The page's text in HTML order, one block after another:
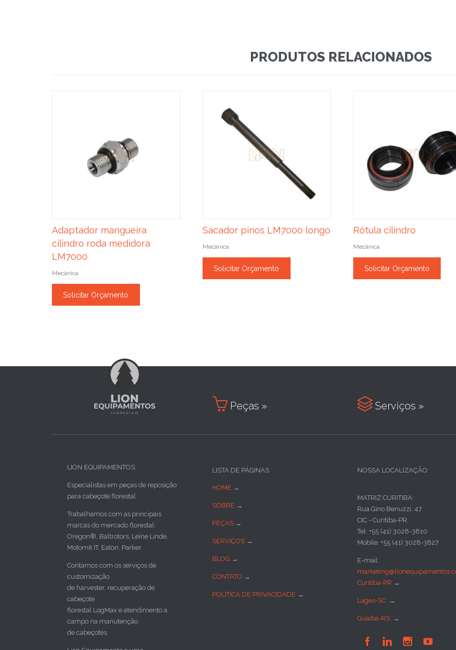
PRODUTOS RELACIONADOS
Adaptador mangueira
cilindro roda medidora
LM7000
Mecânica
Solicitar Orçamento
Sacador pinos LM7000 longo
Mecânica
Solicitar Orçamento
Rótula cilindro
Mecânica
Solicitar Orçamento
 Peças »  Serviços »
LION EQUIPAMENTOS:
Especialistas em peças de reposição
para cabeçote florestal.
Trabalhamos com as principais
marcas do mercado florestal:
Oregon®, Baltrotors, Leine Linde,
Motomit IT, Eaton, Parker.
Contamos com os serviços de
customização
de harvester, recuperação de
cabeçote
florestal LogMax e atendimento a
campo na manutenção
de cabeçotes.
LISTA DE PÁGINAS
HOME →
SOBRE →
PEÇAS →
SERVIÇOS →
BLOG →
CONTATO →
POLÍTICA DE PRIVACIDADE →
NOSSA LOCALIZAÇÃO:
MATRIZ CURITIBA:
Rua Gino Benuzzi, 47
CIC - Curitiba-PR
Tel: +55 (41) 3028-3810
Mobile: +55 (41) 3028-3827
E-mail:
Curitiba-PR →
Lages-SC: →
Guaíba-RS: →
   